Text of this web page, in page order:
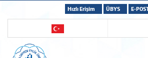
Hızlı Erişim ÜBYS E-